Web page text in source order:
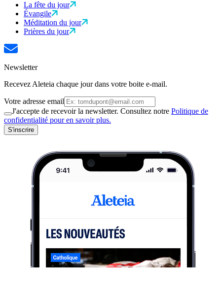
La fête du jour
Évangile
Méditation du jour
Prières du jour
Newsletter
Recevez Aleteia chaque jour dans votre boite e-mail.
Votre adresse email
J'accepte de recevoir la newsletter. Consultez notre Politique de
confidentialité pour en savoir plus.
S'inscrire